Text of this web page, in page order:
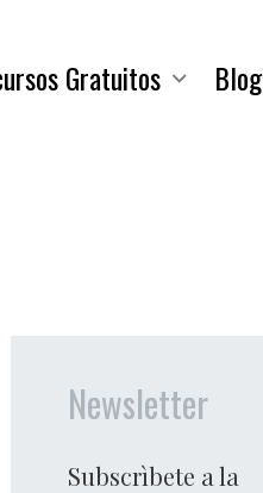
Gratuitos Blog
Newsletter
Subscrìbete a la